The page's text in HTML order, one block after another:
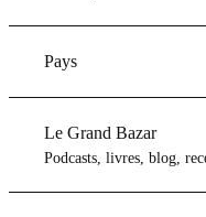
Pays
Le Grand Bazar
Podcasts, livres, blog,